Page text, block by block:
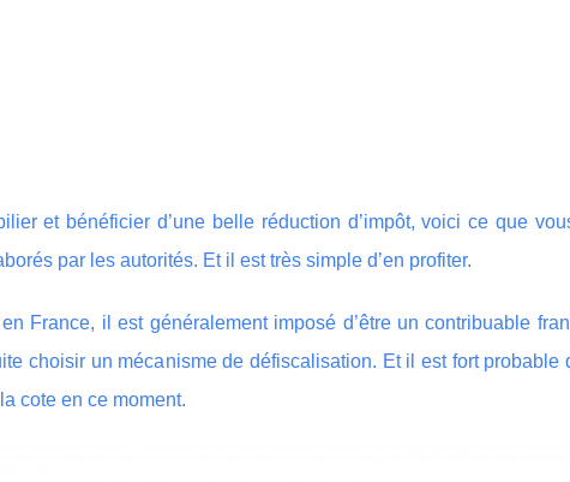
et bénéficier d’une belle réduction d’impôt, voici ce que
par les autorités. Et il est très simple d’en profiter.
France, il est généralement imposé d’être un contribuable
choisir un mécanisme de défiscalisation. Et il est fort
cote en ce moment.